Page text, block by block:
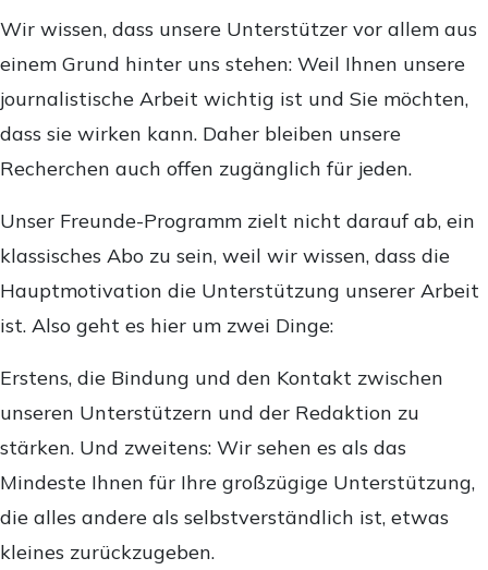
Wir wissen, dass unsere Unterstützer vor allem aus
einem Grund hinter uns stehen: Weil Ihnen unsere
journalistische Arbeit wichtig ist und Sie möchten,
dass sie wirken kann. Daher bleiben unsere
Recherchen auch offen zugänglich für jeden.
Unser Freunde-Programm zielt nicht darauf ab, ein
klassisches Abo zu sein, weil wir wissen, dass die
Hauptmotivation die Unterstützung unserer Arbeit
ist. Also geht es hier um zwei Dinge:
Erstens, die Bindung und den Kontakt zwischen
unseren Unterstützern und der Redaktion zu
stärken. Und zweitens: Wir sehen es als das
Mindeste Ihnen für Ihre großzügige Unterstützung,
die alles andere als selbstverständlich ist, etwas
kleines zurückzugeben.